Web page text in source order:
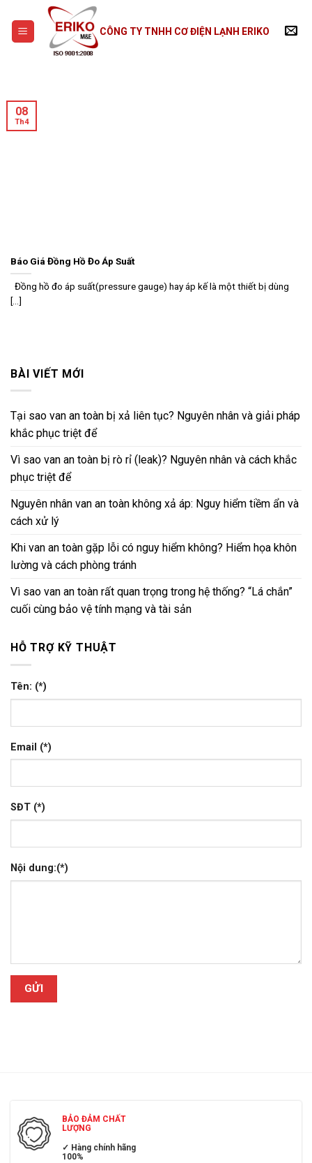
content
CÔNG TY TNHH CƠ ĐIỆN LẠNH ERIKO
Báo Giá Đồng Hồ Đo Áp Suất
Đồng hồ đo áp suất(pressure gauge) hay áp kế là một thiết bị dùng
[...]
08
Th4
BÀI VIẾT MỚI
Tại sao van an toàn bị xả liên tục? Nguyên nhân và giải pháp
khắc phục triệt để
Vì sao van an toàn bị rò rỉ (leak)? Nguyên nhân và cách khắc
phục triệt để
Nguyên nhân van an toàn không xả áp: Nguy hiểm tiềm ẩn và
cách xử lý
Khi van an toàn gặp lỗi có nguy hiểm không? Hiểm họa khôn
lường và cách phòng tránh
Vì sao van an toàn rất quan trọng trong hệ thống? “Lá chắn”
cuối cùng bảo vệ tính mạng và tài sản
HỖ TRỢ KỸ THUẬT
Tên: (*)
Email (*)
SĐT (*)
Nội dung:(*)
BẢO ĐẢM CHẤT
LƯỢNG
✓ Hàng chính hãng
100%